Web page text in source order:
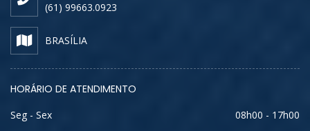
(61) 99663.0923
BRASÍLIA
HORÁRIO DE ATENDIMENTO
Seg - Sex 08h00 - 17h00